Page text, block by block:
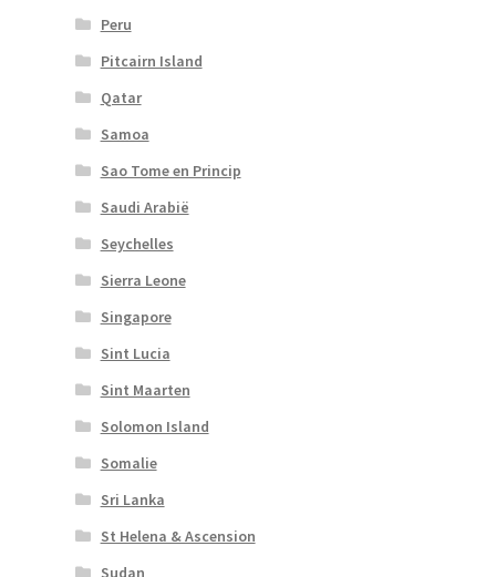
Peru
Pitcairn Island
Qatar
Samoa
Sao Tome en Princip
Saudi Arabië
Seychelles
Sierra Leone
Singapore
Sint Lucia
Sint Maarten
Solomon Island
Somalie
Sri Lanka
St Helena & Ascension
Sudan